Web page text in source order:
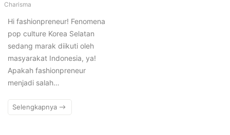
Charisma
Hi fashionpreneur! Fenomena
pop culture Korea Selatan
sedang marak diikuti oleh
masyarakat Indonesia, ya!
Apakah fashionpreneur
menjadi salah…
Selengkapnya